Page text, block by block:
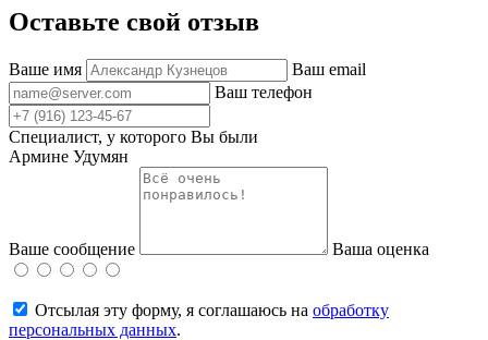
Оставьте свой отзыв
Ваше имя
Ваш email
Ваш телефон
Специалист, у которого Вы были
Армине Удумян
Ваше сообщение Ваша оценка
Отсылая эту форму, я соглашаюсь на обработку
персональных данных.